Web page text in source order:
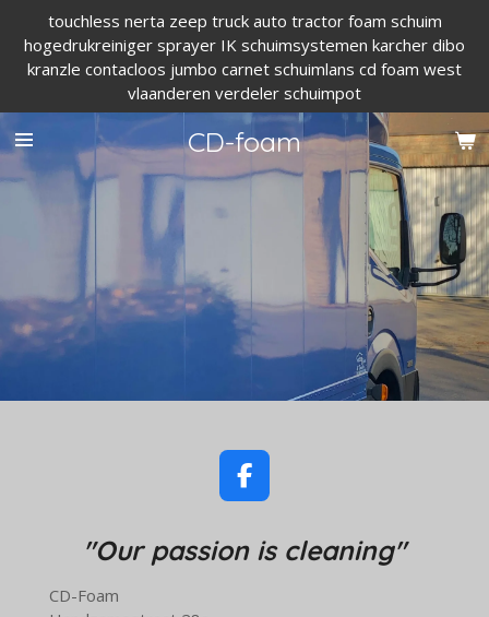
direct
naar
hoofdinhoud
CD-foam
touchless nerta zeep truck auto tractor foam schuim
hogedrukreiniger sprayer IK schuimsystemen karcher dibo
kranzle contacloos jumbo carnet schuimlans cd foam west
vlaanderen verdeler schuimpot
F
a
e
"Our passion is cleaning"
CD-Foam